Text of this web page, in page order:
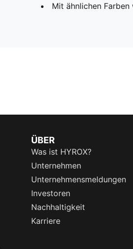
Mit ähnlichen Farben
ÜBER
Was ist HYROX?
Unternehmen
Unternehmensmeldungen
Investoren
Nachhaltigkeit
Karriere